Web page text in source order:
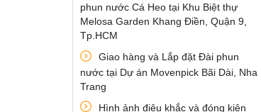
phun nước Cá Heo tại Khu Biệt thự
Melosa Garden Khang Điền, Quận 9,
Tp.HCM
Giao hàng và Lắp đặt Đài phun
nước tại Dự án Movenpick Bãi Dài, Nha
Trang
Hình ảnh điêu khắc và đóng kiện